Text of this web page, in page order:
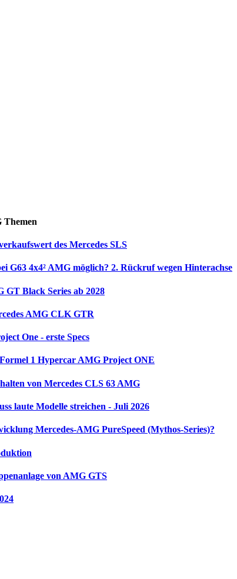
Themen
des Mercedes SLS
G63 4x4² AMG möglich? 2. Rückruf wegen Hinterachse
GT Black Series ab 2028
AMG CLK GTR
One - erste Specs
1 Hypercar AMG Project ONE
von Mercedes CLS 63 AMG
laute Modelle streichen - Juli 2026
Mercedes-AMG PureSpeed (Mythos-Series)?
von AMG GTS